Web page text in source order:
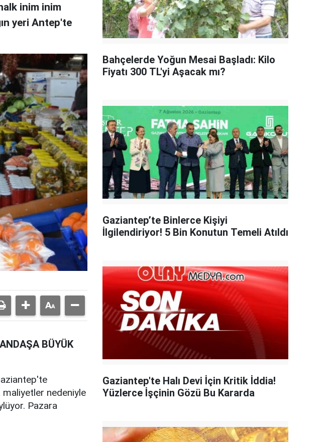
inim inim
yeri Antep'te
BÜYÜK
maliyetler nedeniyle
Pazara
Bahçelerde Yoğun Mesai Başladı: Kilo
Fiyatı 300 TL'yi Aşacak mı?
Gaziantep’te Binlerce Kişiyi
İlgilendiriyor! 5 Bin Konutun Temeli Atıldı
Gaziantep'te Halı Devi İçin Kritik İddia!
Yüzlerce İşçinin Gözü Bu Kararda